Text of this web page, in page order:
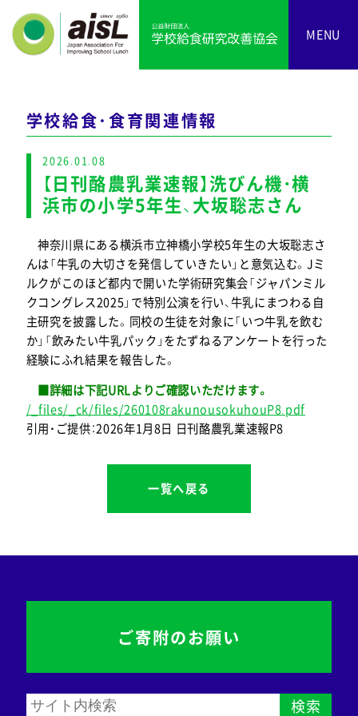
MENU
学校給食・食育関連情報
2026.01.08
【日刊酪農乳業速報】洗びん機・横
浜市の小学5年生、大坂聡志さん
神奈川県にある横浜市立神橋小学校5年生の大坂聡志さ
んは「牛乳の大切さを発信していきたい」と意気込む。Jミ
ルクがこのほど都内で開いた学術研究集会「ジャパンミル
クコングレス2025」で特別公演を行い、牛乳にまつわる自
主研究を披露した。同校の生徒を対象に「いつ牛乳を飲む
か」「飲みたい牛乳パック」をたずねるアンケートを行った
経験にふれ結果を報告した。
■詳細は下記URLよりご確認いただけます。
/_files/_ck/files/260108rakunousokuhouP8.pdf
引用・ご提供：2026年1月8日 日刊酪農乳業速報P8
一覧へ戻る
検索
ご寄附のお願い